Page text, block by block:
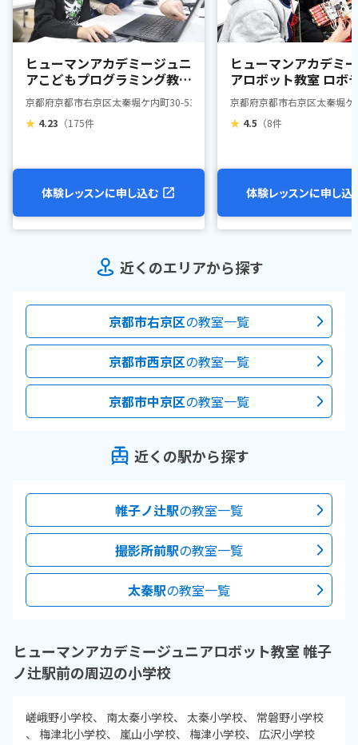
ヒューマンアカデミージュニ
アこどもプログラミング教室
帷子ノ辻駅前
京都府京都市右京区太秦堀ケ内町30-53 学楽処
★ 4.23 （175件
体験レッスンに申し込む
ヒューマンアカデミ
アロボット教室 ロボ
スプロフェッサーコ
子ノ辻駅前
京都府京都市右京区太秦堀
★ 4.5 （8件
体験レッスンに申し込
近くのエリアから探す
京都市右京区の教室一覧
京都市西京区の教室一覧
京都市中京区の教室一覧
近くの駅から探す
帷子ノ辻駅の教室一覧
撮影所前駅の教室一覧
太秦駅の教室一覧
ヒューマンアカデミージュニアロボット教室 帷子
ノ辻駅前の周辺の小学校
嵯峨野小学校 南太秦小学校 太秦小学校
常磐野小学校
梅津北小学校
嵐山小学校 梅津小学校 広沢小学校